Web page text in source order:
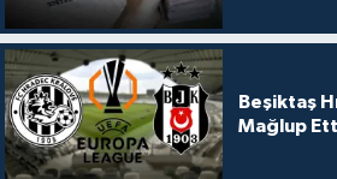
Beşiktaş
Mağlup